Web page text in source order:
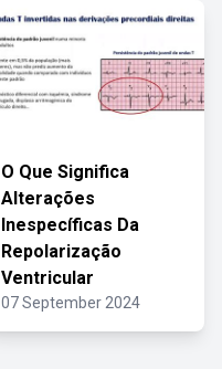
O Que Significa
Alterações
Inespecíficas Da
Repolarização
Ventricular
07 September 2024